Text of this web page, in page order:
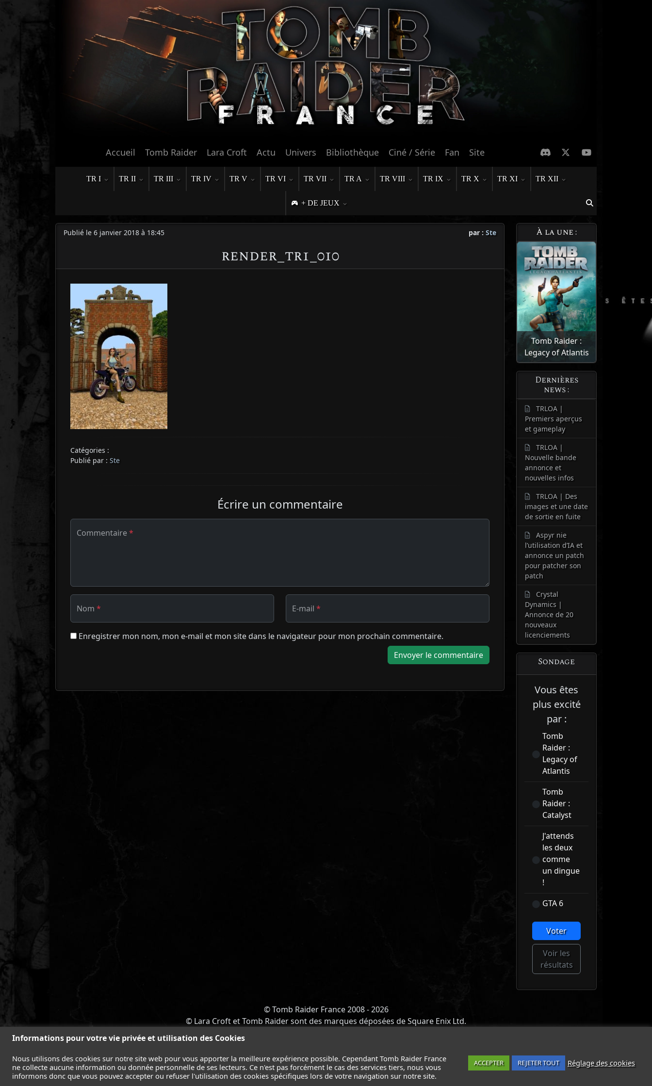
Accueil Tomb Raider Lara Croft Actu Univers Bibliothèque Ciné / Série Fan Site
TR I TR II TR III TR IV TR V TR VI TR VII TR A TR VIII TR IX TR X TR XI TR XII
+ DE JEUX
Publié le 6 janvier 2018 à 18:45 par : Ste
render_tr1_010
Catégories :
Publié par : Ste
Écrire un commentaire
Commentaire*
Nom * E-mail *
Enregistrer mon nom, mon e-mail et mon site dans le navigateur pour mon prochain commentaire.
À la une :
Tomb Raider :
Legacy of Atlantis
Dernières
news :
TRLOA |
Premiers aperçus
et gameplay
TRLOA |
Nouvelle bande
annonce et
nouvelles infos
TRLOA | Des
images et une date
de sortie en fuite
Aspyr nie
l’utilisation d’IA et
annonce un patch
pour patcher son
patch
Crystal
Dynamics |
Annonce de 20
nouveaux
licenciements
Sondage
Vous êtes
plus excité
par :
Tomb
Raider :
Legacy of
Atlantis
Tomb
Raider :
Catalyst
J'attends
les deux
comme
un dingue
!
GTA 6
Voter
Voir les
résultats
Informations pour votre vie privée et utilisation des Cookies
Nous utilisons des cookies sur notre site web pour vous apporter la meilleure expérience possible. Cependant Tomb Raider France
ne collecte aucune information ou donnée personnelle de ses lecteurs. Ce n'est pas forcément le cas des services tiers, nous vous
informons donc que vous pouvez accepter ou refuser l'utilisation des cookies spécifiques lors de votre navigation sur notre site.
ACCEPTER REJETER TOUT Réglage des cookies
© Tomb Raider France 2008 - 2026
© Lara Croft et Tomb Raider sont des marques déposées de Square Enix Ltd.
ACCUEIL
TOMB RAIDER - LEGACY OF ATLANTIS